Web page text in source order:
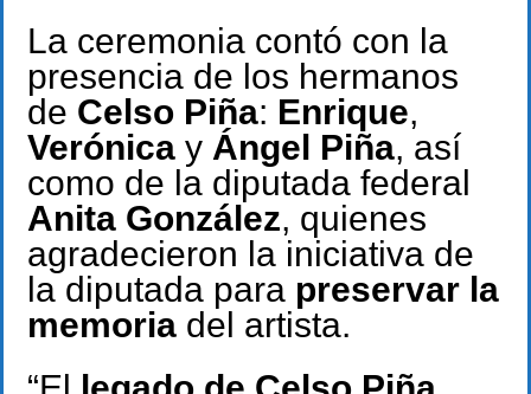
La ceremonia contó con la
presencia de los hermanos
de Celso Piña: Enrique,
Verónica y Ángel Piña, así
como de la diputada federal
Anita González, quienes
agradecieron la iniciativa de
la diputada para preservar la
memoria del artista.